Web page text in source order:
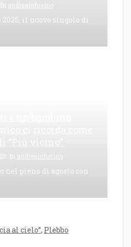
Di andreainfusino
2025, il nuovo singolo di
Di andreainfusino
nel pieno di agosto con
al cielo”, Plebbo